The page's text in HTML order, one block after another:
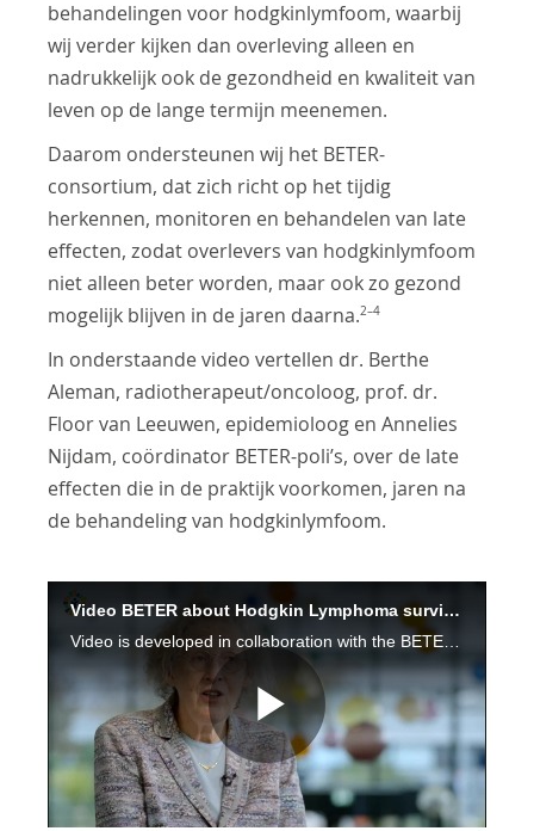
behandelingen voor hodgkinlymfoom, waarbij
wij verder kijken dan overleving alleen en
nadrukkelijk ook de gezondheid en kwaliteit van
leven op de lange termijn meenemen.
Daarom ondersteunen wij het BETER-
consortium, dat zich richt op het tijdig
herkennen, monitoren en behandelen van late
effecten, zodat overlevers van hodgkinlymfoom
niet alleen beter worden, maar ook zo gezond
mogelijk blijven in de jaren daarna.2–4
In onderstaande video vertellen dr. Berthe
Aleman, radiotherapeut/oncoloog, prof. dr.
Floor van Leeuwen, epidemioloog en Annelies
Nijdam, coördinator BETER-poli’s, over de late
effecten die in de praktijk voorkomen, jaren na
de behandeling van hodgkinlymfoom.
Video BETER about Hodgkin Lymphoma survivors and late effects
Play